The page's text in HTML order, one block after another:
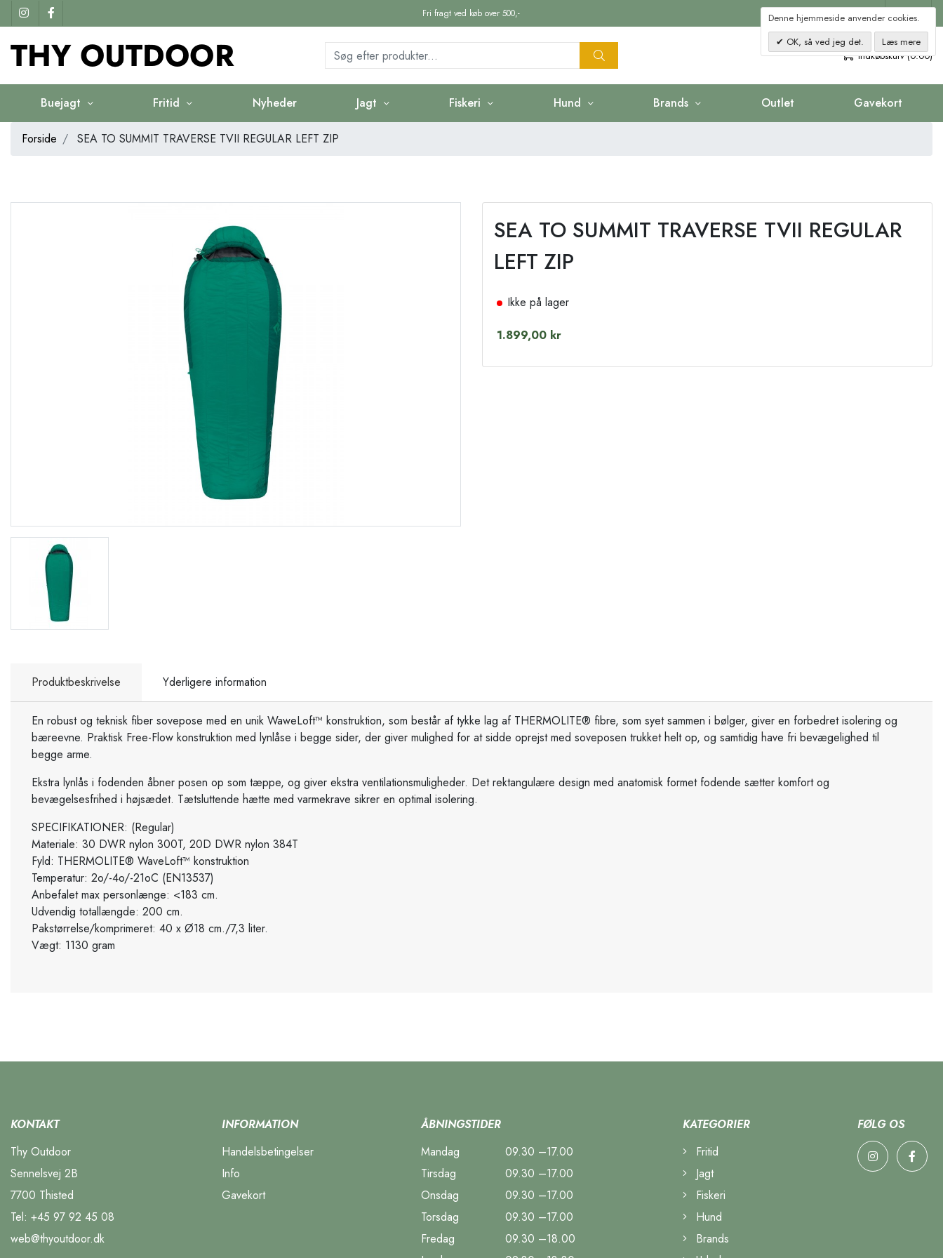
Fri fragt ved køb over 500,- Kontakt
0
Indkøbskurv (0.00)
Buejagt Fritid Nyheder Jagt Fiskeri Hund Brands Outlet Gavekort
Forside SEA TO SUMMIT TRAVERSE TVII REGULAR LEFT ZIP
SEA TO SUMMIT TRAVERSE TVII REGULAR
LEFT ZIP
Ikke på lager
1.899,00 kr
Produktbeskrivelse Yderligere information
En robust og teknisk fiber sovepose med en unik WaweLoft™ konstruktion, som består af tykke lag af THERMOLITE® fibre, som syet sammen i bølger, giver en forbedret isolering og
bæreevne. Praktisk Free-Flow konstruktion med lynlåse i begge sider, der giver mulighed for at sidde oprejst med soveposen trukket helt op, og samtidig have fri bevægelighed til
begge arme.
Ekstra lynlås i fodenden åbner posen op som tæppe, og giver ekstra ventilationsmuligheder. Det rektangulære design med anatomisk formet fodende sætter komfort og
bevægelsesfrihed i højsædet. Tætsluttende hætte med varmekrave sikrer en optimal isolering.
SPECIFIKATIONER: (Regular)
Materiale: 30 DWR nylon 300T, 20D DWR nylon 384T
Fyld: THERMOLITE® WaveLoft™ konstruktion
Temperatur: 2o/-4o/-21oC (EN13537)
Anbefalet max personlænge: <183 cm.
Udvendig totallængde: 200 cm.
Pakstørrelse/komprimeret: 40 x Ø18 cm./7,3 liter.
Vægt: 1130 gram
KONTAKT
Thy Outdoor
Sennelsvej 2B
7700 Thisted
Tel: +45 97 92 45 08
web@thyoutdoor.dk
INFORMATION
Handelsbetingelser
Info
Gavekort
ÅBNINGSTIDER
Mandag
09.30 –17.00
Tirsdag
09.30 –17.00
Onsdag
09.30 –17.00
Torsdag
09.30 –17.00
Fredag
09.30 –18.00
KATEGORIER
Fritid
Jagt
Fiskeri
Hund
Brands
FØLG OS
Denne hjemmeside anvender cookies.
OK, så ved jeg det.
Læs mere